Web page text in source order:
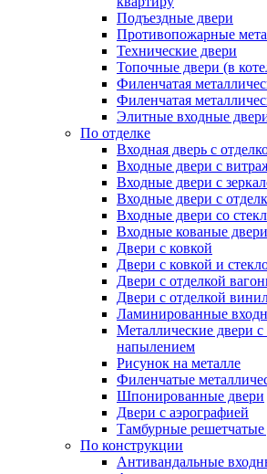
Подъездные двери
Противопожарные
Технические двери
Топочные двери (в
Филенчатая
Филенчатая
Элитные входные
По отделке
Входная дверь с
Входные двери с
Входные двери с
Входные двери с
Входные двери со
Входные кованые двери
Двери с ковкой
Двери с ковкой и
Двери с отделкой
Двери с отделкой
Ламинированные
Металлические двери
напылением
Рисунок на металле
Филенчатые
Шпонированные двери
Двери с аэрографией
Тамбурные
По конструкции
Антивандальные